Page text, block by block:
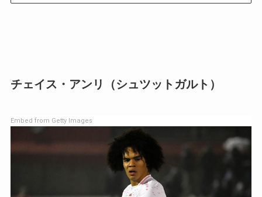
チェイス・アンリ（シュツットガルト）
Embed from Getty Images